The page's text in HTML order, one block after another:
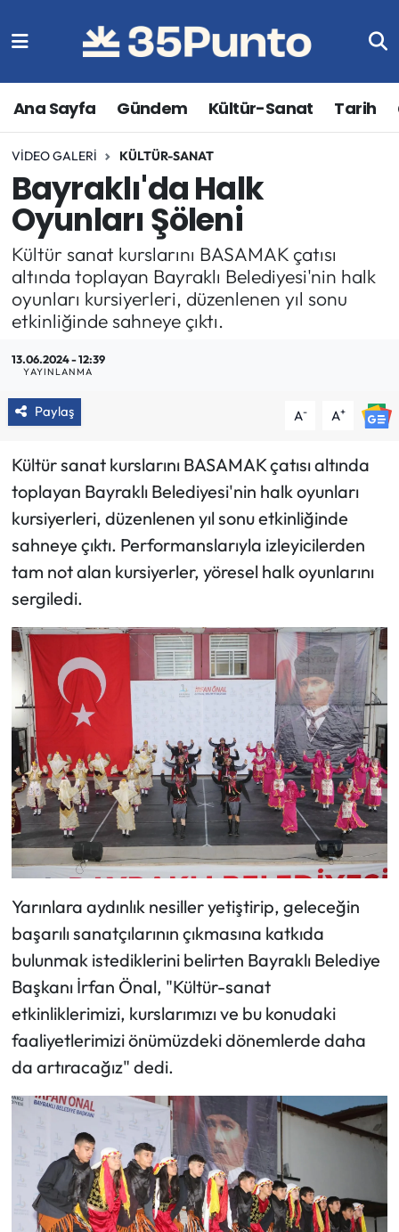
Ana Sayfa Gündem Kültür-Sanat Tarih
VIDEO GALERI KÜLTÜR-SANAT
Bayraklı'da Halk
Oyunları Şöleni
Kültür sanat kurslarını BASAMAK çatısı
altında toplayan Bayraklı Belediyesi'nin halk
oyunları kursiyerleri, düzenlenen yıl sonu
etkinliğinde sahneye çıktı.
13.06.2024 - 12:39
YAYINLANMA
Paylaş A- A+
Kültür sanat kurslarını BASAMAK çatısı altında
toplayan Bayraklı Belediyesi'nin halk oyunları
kursiyerleri, düzenlenen yıl sonu etkinliğinde
sahneye çıktı. Performanslarıyla izleyicilerden
tam not alan kursiyerler, yöresel halk oyunlarını
sergiledi.
Yarınlara aydınlık nesiller yetiştirip, geleceğin
başarılı sanatçılarının çıkmasına katkıda
bulunmak istediklerini belirten Bayraklı Belediye
Başkanı İrfan Önal, "Kültür-sanat
etkinliklerimizi, kurslarımızı ve bu konudaki
faaliyetlerimizi önümüzdeki dönemlerde daha
da artıracağız" dedi.